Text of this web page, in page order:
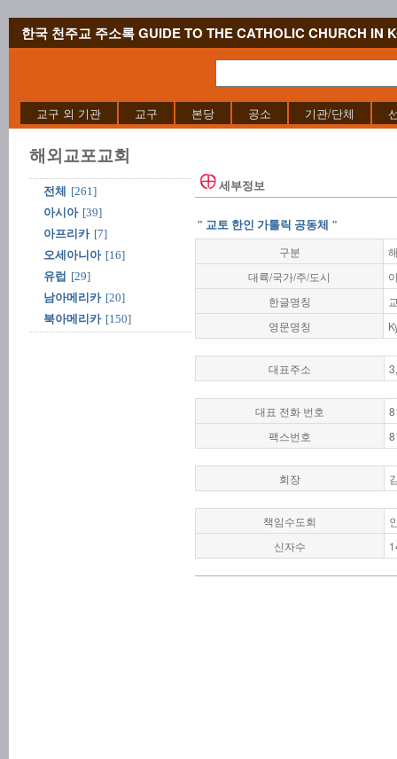
한국 천주교 주소록 GUIDE TO THE CATHOLIC CHURCH IN
교구 외 기관 교구 본당 공소 기관/단체
해외교포교회
전체
[261]
아시아 [39]
아프리카 [7]
오세아니아 [16]
유럽 [29]
남아메리카 [20]
북아메리카 [150]
세부정보
" 교토 한인 가톨릭 공동체 "
구분
대륙/국가/주/도시
한글명칭
영문명칭
대표주소
대표 전화 번호
팩스번호
회장
책임수도회
신자수